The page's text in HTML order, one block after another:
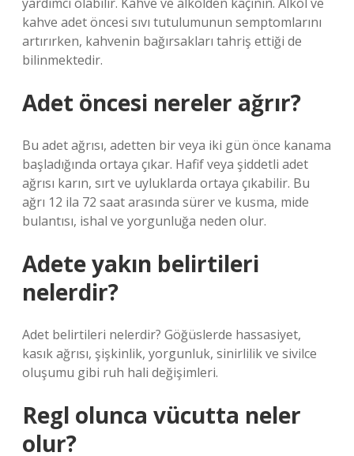
kahve adet öncesi sıvı tutulumunun semptomlarını
artırırken, kahvenin bağırsakları tahriş ettiği de
bilinmektedir.
Adet öncesi nereler ağrır?
Bu adet ağrısı, adetten bir veya iki gün önce kanama
başladığında ortaya çıkar. Hafif veya şiddetli adet
ağrısı karın, sırt ve uyluklarda ortaya çıkabilir. Bu
ağrı 12 ila 72 saat arasında sürer ve kusma, mide
bulantısı, ishal ve yorgunluğa neden olur.
Adete yakın belirtileri
nelerdir?
Adet belirtileri nelerdir? Göğüslerde hassasiyet,
kasık ağrısı, şişkinlik, yorgunluk, sinirlilik ve sivilce
oluşumu gibi ruh hali değişimleri.
Regl olunca vücutta neler
olur?